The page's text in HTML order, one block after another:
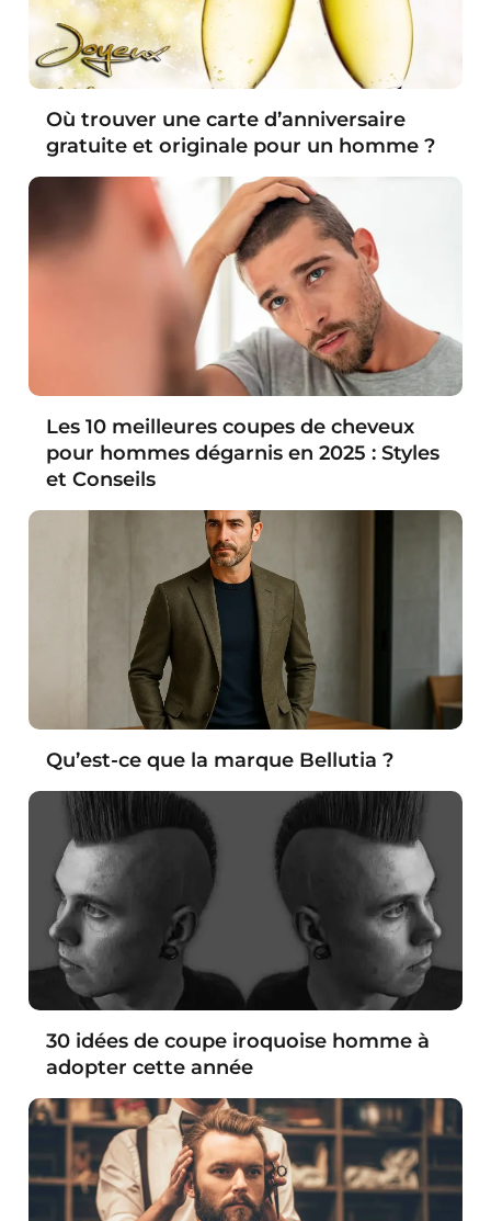
Où trouver une carte d’anniversaire
gratuite et originale pour un homme ?
Les 10 meilleures coupes de cheveux
pour hommes dégarnis en 2025 : Styles
et Conseils
Qu’est-ce que la marque Bellutia ?
30 idées de coupe iroquoise homme à
adopter cette année